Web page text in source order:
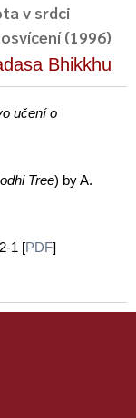
v srdci
(1996)
Bhikkhu
učení o
Tree) by A.
1 [PDF]